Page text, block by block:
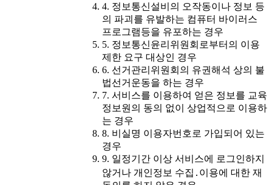
4. 정보통신설비의 오작동이나 정보 등
의 파괴를 유발하는 컴퓨터 바이러스
프로그램등을 유포하는 경우
5. 정보통신윤리위원회로부터의 이용
제한 요구 대상인 경우
6. 선거관리위원회의 유권해석 상의 불
법선거운동을 하는 경우
7. 서비스를 이용하여 얻은 정보를 교육
정보원의 동의 없이 상업적으로 이용하
는 경우
8. 비실명 이용자번호로 가입되어 있는
경우
9. 일정기간 이상 서비스에 로그인하지
않거나 개인정보 수집․이용에 대한 재